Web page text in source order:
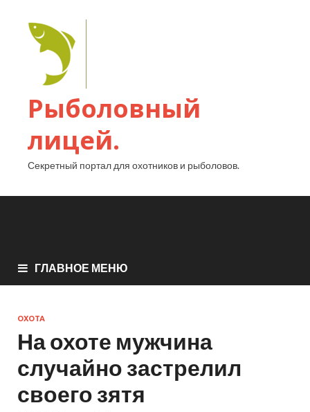
Рыболовный
лицей.
Секретный портал для охотников и рыболовов.
ГЛАВНОЕ МЕНЮ
ОХОТА
На охоте мужчина
случайно застрелил
своего зятя